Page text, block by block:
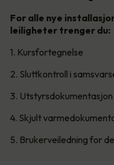
For alle nye
leiligheter trenger du:
1. Kursfortegnelse
2. Sluttkontroll i
3.
4. Skjult
5. Brukerveiledning for